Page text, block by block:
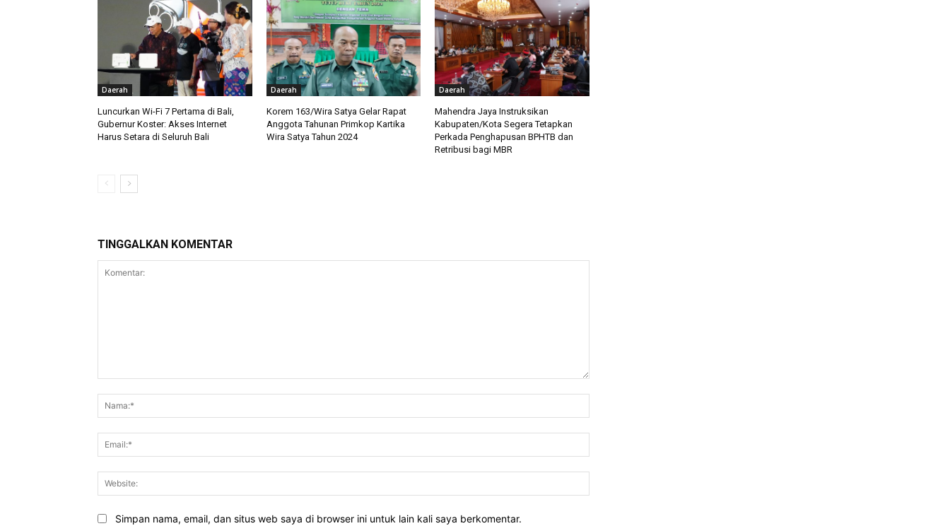
Daerah
Luncurkan Wi-Fi 7 Pertama di Bali,
Gubernur Koster: Akses Internet
Harus Setara di Seluruh Bali
Daerah
Korem 163/Wira Satya Gelar Rapat
Anggota Tahunan Primkop Kartika
Wira Satya Tahun 2024
Daerah
Mahendra Jaya Instruksikan
Kabupaten/Kota Segera Tetapkan
Perkada Penghapusan BPHTB dan
Retribusi bagi MBR
TINGGALKAN KOMENTAR
Simpan nama, email, dan situs web saya di browser ini untuk lain kali saya berkomentar.